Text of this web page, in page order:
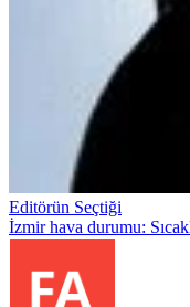
Editörün Seçtiği
İzmir hava durumu: